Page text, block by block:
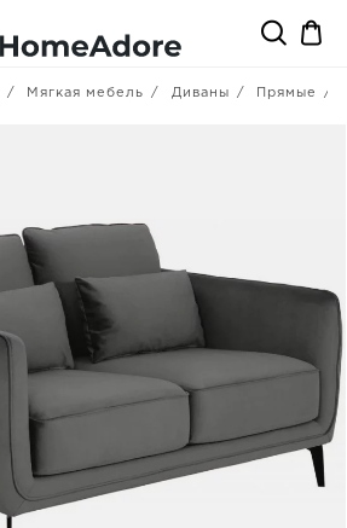
Мягкая мебель Диваны Прямые